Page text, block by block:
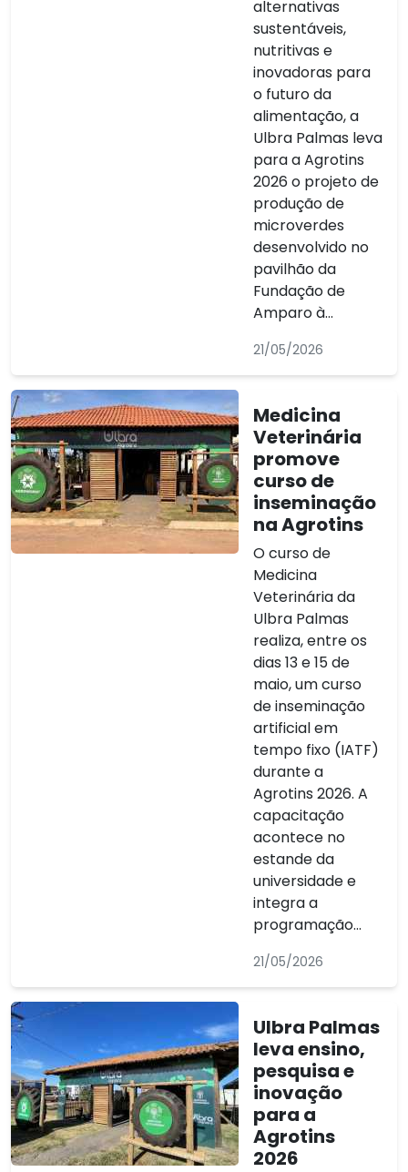
alternativas
sustentáveis,
nutritivas e
inovadoras para
o futuro da
alimentação, a
Ulbra Palmas leva
para a Agrotins
2026 o projeto de
produção de
microverdes
desenvolvido no
pavilhão da
Fundação de
Amparo à...
21/05/2026
Medicina
Veterinária
promove
curso de
inseminação
na Agrotins
O curso de
Medicina
Veterinária da
Ulbra Palmas
realiza, entre os
dias 13 e 15 de
maio, um curso
de inseminação
artificial em
tempo fixo (IATF)
durante a
Agrotins 2026. A
capacitação
acontece no
estande da
universidade e
integra a
programação...
21/05/2026
Ulbra Palmas
leva ensino,
pesquisa e
inovação
para a
Agrotins
2026